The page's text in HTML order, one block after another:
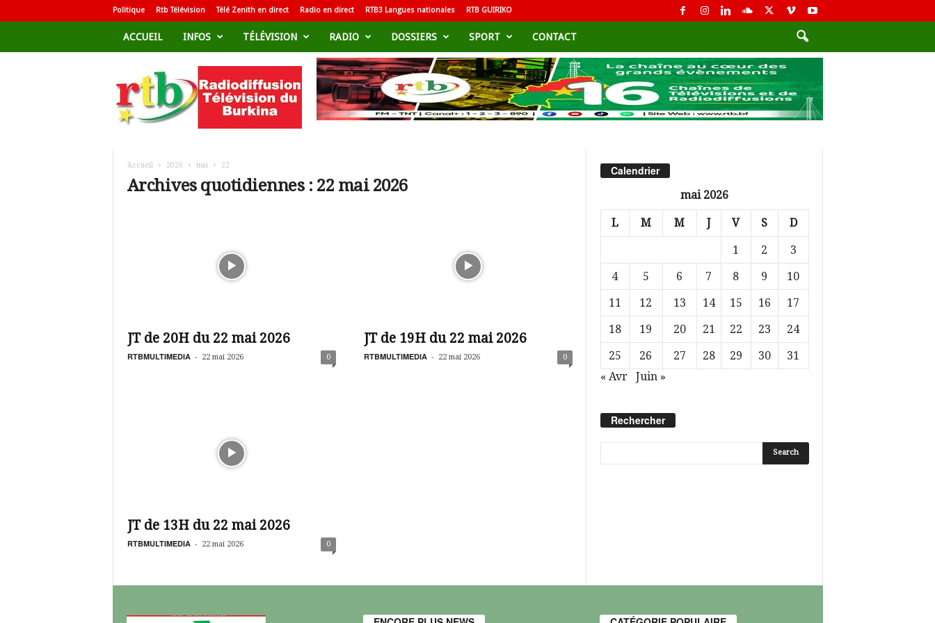
Politique Rtb Télévision Télé Zenith en direct Radio en direct RTB3 Langues nationales RTB GUIRIKO
ACCUEIL INFOS TÉLÉVISION RADIO DOSSIERS SPORT CONTACT
d
i
Accueil 2026 mai 22
Archives quotidiennes : 22 mai 2026
JT de 20H du 22 mai 2026
RTBMULTIMEDIA - 22 mai 2026 0
JT de 19H du 22 mai 2026
RTBMULTIMEDIA - 22 mai 2026 0
JT de 13H du 22 mai 2026
RTBMULTIMEDIA - 22 mai 2026 0
Calendrier
mai 2026
L M M J V S D
1 2
3
4
5 6 7 8 9
10
11
12 13 14 15 16
17
18
19 20 21 22 23
24
25
26 27 28 29 30
31
« Avr
Juin »
Rechercher